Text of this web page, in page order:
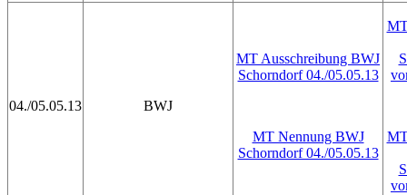
04./05.05.13 BWJ
MT Ausschreibung BWJ
Schorndorf 04./05.05.13
MT Nennung BWJ
Schorndorf 04./05.05.13